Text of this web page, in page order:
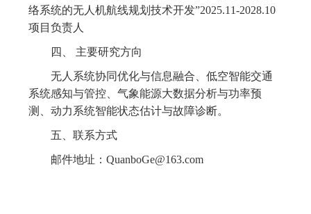
络系统的无人机航线规划技术开发”2025.11-2028.10
项目负责人
四、 主要研究方向
无人系统协同优化与信息融合、低空智能交通
系统感知与管控、气象能源大数据分析与功率预
测、动力系统智能状态估计与故障诊断。
五、联系方式
邮件地址：QuanboGe@163.com